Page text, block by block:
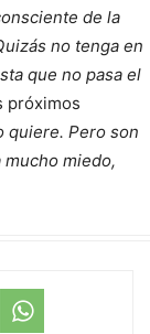
de la
no tenga en
que no pasa el
próximos
quiere. Pero son
mucho miedo,